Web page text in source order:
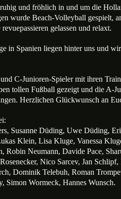
und fröhlich in und um die
wurde Beach-Volleyball gespielt,
gelassen und relaxt.
in Spanien liegen hinter uns und
C-Junioren-Spieler mit ihren
tollen Fußball gezeigt und die A-
Herzlichen Glückwunsch an
Susanne Düding, Uwe Düding,
Klein, Lisa Kluge, Vanessa
Robin Neumann, Davide Pace,
Nico Sarcev, Jan
Dominik Telebuh, Roman
Simon Wormeck, Hannes Wunsch.